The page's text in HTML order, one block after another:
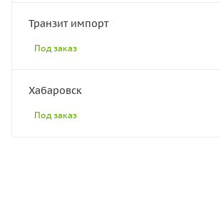
Транзит импорт
Под заказ
Хабаровск
Под заказ